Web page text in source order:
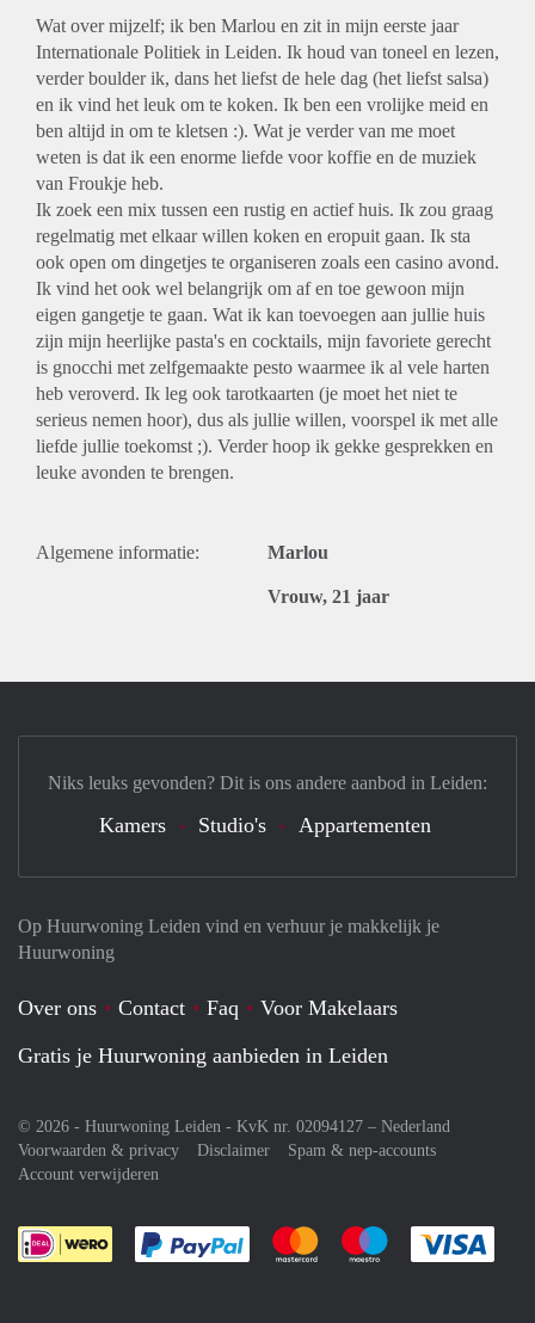
Wat over mijzelf; ik ben Marlou en zit in mijn eerste jaar
Internationale Politiek in Leiden. Ik houd van toneel en lezen,
verder boulder ik, dans het liefst de hele dag (het liefst salsa)
en ik vind het leuk om te koken. Ik ben een vrolijke meid en
ben altijd in om te kletsen :). Wat je verder van me moet
weten is dat ik een enorme liefde voor koffie en de muziek
van Froukje heb.
Ik zoek een mix tussen een rustig en actief huis. Ik zou graag
regelmatig met elkaar willen koken en eropuit gaan. Ik sta
ook open om dingetjes te organiseren zoals een casino avond.
Ik vind het ook wel belangrijk om af en toe gewoon mijn
eigen gangetje te gaan. Wat ik kan toevoegen aan jullie huis
zijn mijn heerlijke pasta's en cocktails, mijn favoriete gerecht
is gnocchi met zelfgemaakte pesto waarmee ik al vele harten
heb veroverd. Ik leg ook tarotkaarten (je moet het niet te
serieus nemen hoor), dus als jullie willen, voorspel ik met alle
liefde jullie toekomst ;). Verder hoop ik gekke gesprekken en
leuke avonden te brengen.
Algemene informatie: Marlou
Vrouw, 21 jaar
Op Huurwoning Leiden vind en verhuur je makkelijk je
Huurwoning
Over ons Contact Faq
Voor Makelaars
Gratis je Huurwoning aanbieden in Leiden
© 2026 - Huurwoning Leiden - KvK nr. 02094127 – Nederland
Voorwaarden & privacy
Disclaimer
Spam & nep-accounts
Account verwijderen
Je rekent gemakkelijk af met Paypal
Je rekent gemakkelijk af met
Je rekent
Niks leuks gevonden? Dit is ons andere aanbod in Leiden:
Kamers Studio's Appartementen